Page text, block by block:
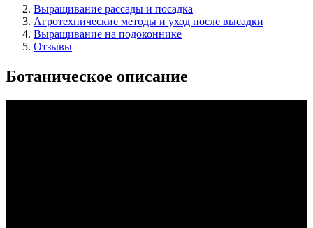
Выращивание рассады и посадка
Агротехнические методы и уход после высадки
Выращивание на подоконнике
Отзывы
Ботаническое описание